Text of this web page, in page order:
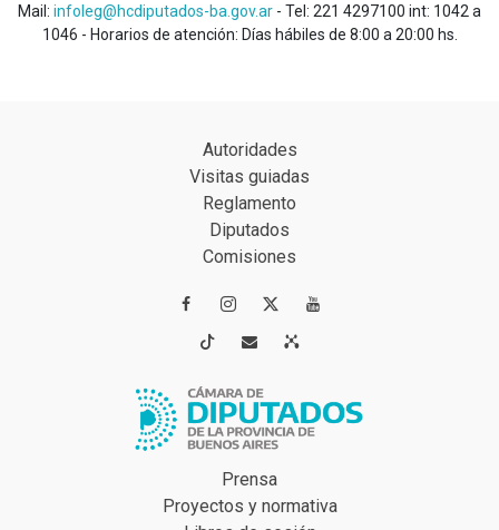
Mail: infoleg@hcdiputados-ba.gov.ar - Tel: 221 4297100 int: 1042 a
1046 - Horarios de atención: Días hábiles de 8:00 a 20:00 hs.
Autoridades
Visitas guiadas
Reglamento
Diputados
Comisiones
 
 
Prensa
Proyectos y normativa